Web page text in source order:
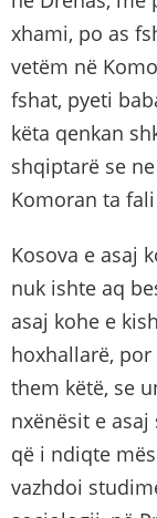
xhami, po as
vetëm në
fshat, pyeti
këta qenkan
shqiptarë se
Komoran ta fali
Kosova e asaj
nuk ishte aq
asaj kohe e
hoxhallarë,
them këtë, se
nxënësit e
që i ndiqte
vazhdoi